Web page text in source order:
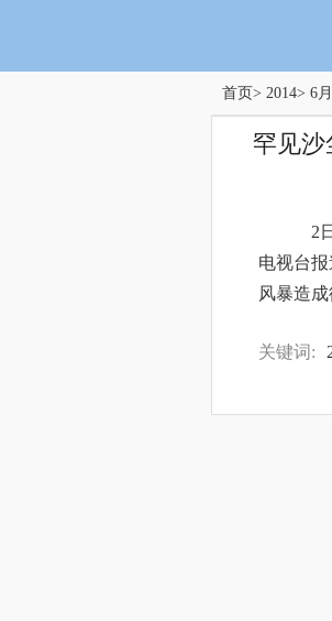
首页> 2014> 6
罕见
2
电视台
风暴造
关键词: